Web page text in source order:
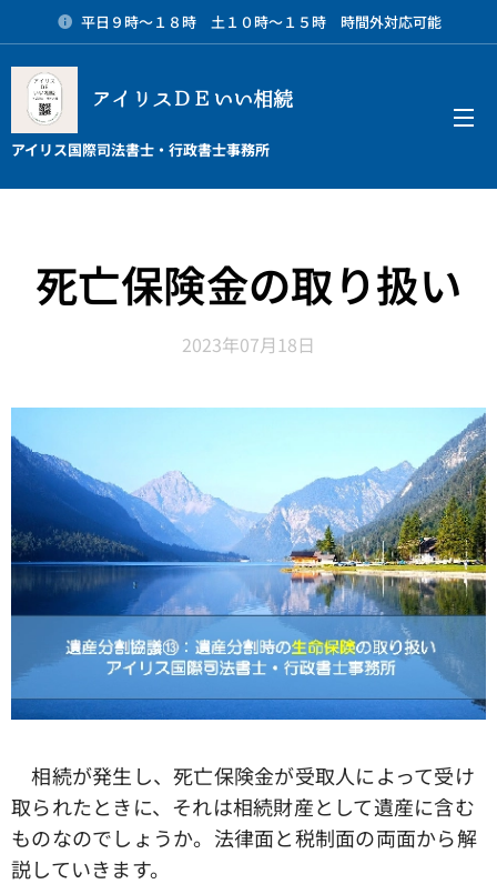
平日９時～１８時 土１０時～１５時 時間外対応可能
アイリスＤＥいい相続
アイリス国際司法書士・行政書士事務所
死亡保険金の取り扱い
2023年07月18日
相続が発生し、死亡保険金が受取人によって受け
取られたときに、それは相続財産として遺産に含む
ものなのでしょうか。法律面と税制面の両面から解
説していきます。